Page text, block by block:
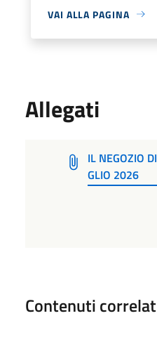
VAI ALLA PAGINA
Allegati
IL NEGOZIO
GLIO 2026
Contenuti